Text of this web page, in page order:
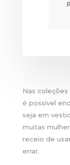
Nas
é possível
seja em
muitas
receio de
errar.